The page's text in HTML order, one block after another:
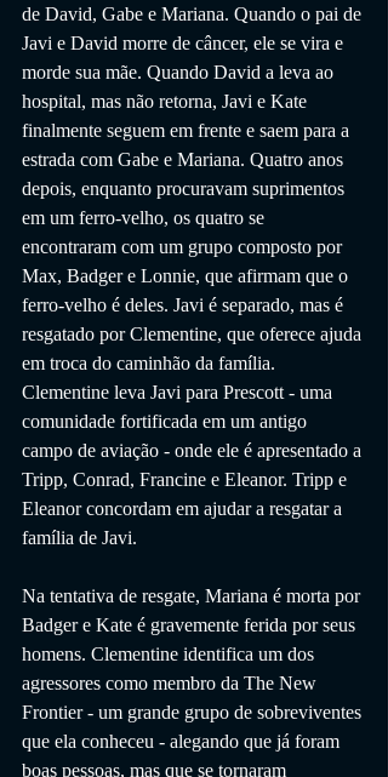
de David, Gabe e Mariana. Quando o pai de
Javi e David morre de câncer, ele se vira e
morde sua mãe. Quando David a leva ao
hospital, mas não retorna, Javi e Kate
finalmente seguem em frente e saem para a
estrada com Gabe e Mariana. Quatro anos
depois, enquanto procuravam suprimentos
em um ferro-velho, os quatro se
encontraram com um grupo composto por
Max, Badger e Lonnie, que afirmam que o
ferro-velho é deles. Javi é separado, mas é
resgatado por Clementine, que oferece ajuda
em troca do caminhão da família.
Clementine leva Javi para Prescott - uma
comunidade fortificada em um antigo
campo de aviação - onde ele é apresentado a
Tripp, Conrad, Francine e Eleanor. Tripp e
Eleanor concordam em ajudar a resgatar a
família de Javi.
Na tentativa de resgate, Mariana é morta por
Badger e Kate é gravemente ferida por seus
homens. Clementine identifica um dos
agressores como membro da The New
Frontier - um grande grupo de sobreviventes
que ela conheceu - alegando que já foram
boas pessoas, mas que se tornaram